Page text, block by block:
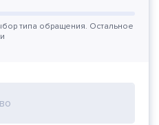
типа обращения. Остальное